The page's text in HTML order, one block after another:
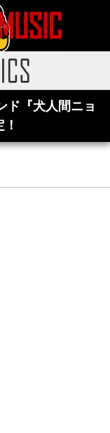
ド『犬人間ニョ